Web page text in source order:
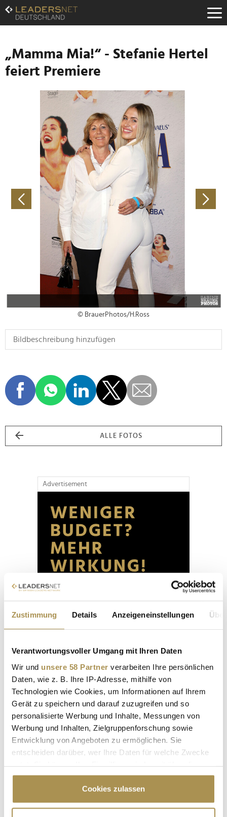
Zustimmung Details Anzeigeneinstellungen
Verantwortungsvoller Umgang mit Ihren Daten
Wir und unsere 58 Partner verarbeiten Ihre persönlichen
Daten, wie z. B. Ihre IP-Adresse, mithilfe von
Technologien wie Cookies, um Informationen auf Ihrem
Gerät zu speichern und darauf zuzugreifen und so
personalisierte Werbung und Inhalte, Messungen von
Werbung und Inhalten, Zielgruppenforschung sowie
Entwicklung von Angeboten zu ermöglichen. Sie
entscheiden darüber, wer Ihre Daten für welche Zwecke
Cookie-Erklärung oder durch Klicken auf das Privacy
Trigger Symbol ändern oder widerrufen
Cookies zulassen
Zum
Inhalt
Zur
Navigation
Zur
Hauptnavigation
„Mamma Mia!“ - Stefanie Hertel
feiert Premiere
© BrauerPhotos/H.Ross
ALLE FOTOS
Advertisement